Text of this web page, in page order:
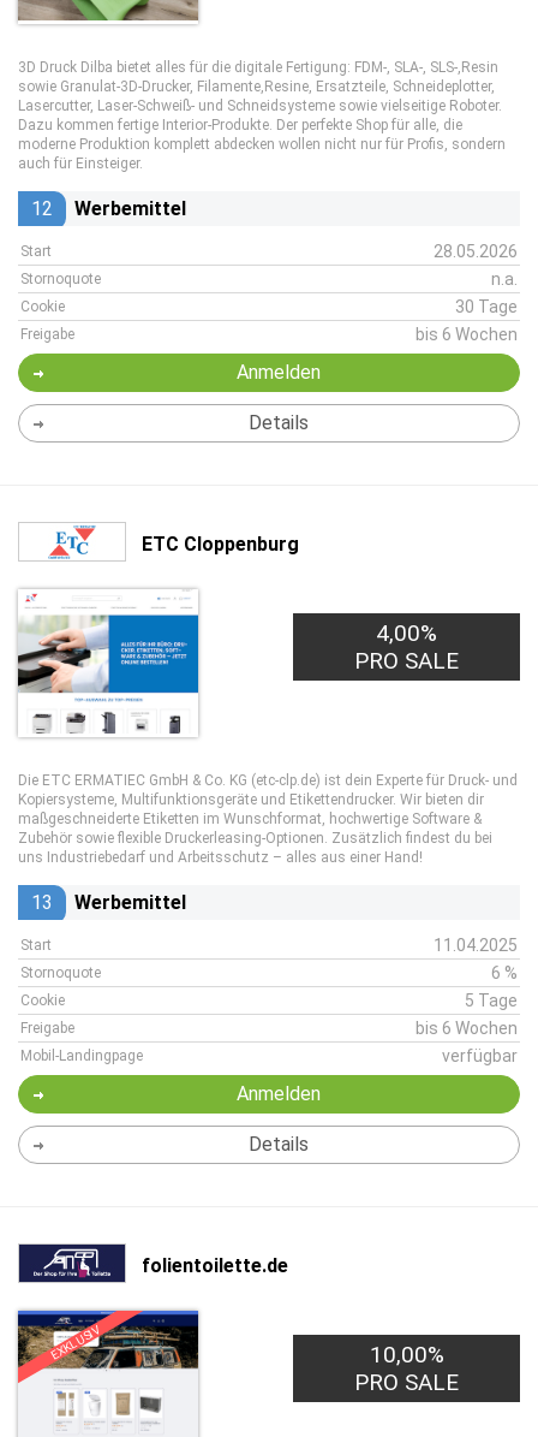
3D Druck Dilba bietet alles für die digitale Fertigung: FDM-, SLA-, SLS‑,Resin
sowie Granulat-3D‑Drucker, Filamente,Resine, Ersatzteile, Schneideplotter,
Lasercutter, Laser‑Schweiß- und Schneidsysteme sowie vielseitige Roboter.
Dazu kommen fertige Interior‑Produkte. Der perfekte Shop für alle, die
moderne Produktion komplett abdecken wollen nicht nur für Profis, sondern
auch für Einsteiger.
12 Werbemittel
Start 28.05.2026
Stornoquote n.a.
Cookie 30 Tage
Freigabe bis 6 Wochen
Anmelden
Details
ETC Cloppenburg
4,00%
PRO SALE
Die ETC ERMATIEC GmbH & Co. KG (etc-clp.de) ist dein Experte für Druck- und
Kopiersysteme, Multifunktionsgeräte und Etikettendrucker. Wir bieten dir
maßgeschneiderte Etiketten im Wunschformat, hochwertige Software &
Zubehör sowie flexible Druckerleasing-Optionen. Zusätzlich findest du bei
uns Industriebedarf und Arbeitsschutz – alles aus einer Hand!
13 Werbemittel
Start 11.04.2025
Stornoquote 6 %
Cookie 5 Tage
Freigabe bis 6 Wochen
Mobil-Landingpage verfügbar
Anmelden
Details
folientoilette.de
EXKLUSIV
10,00%
PRO SALE